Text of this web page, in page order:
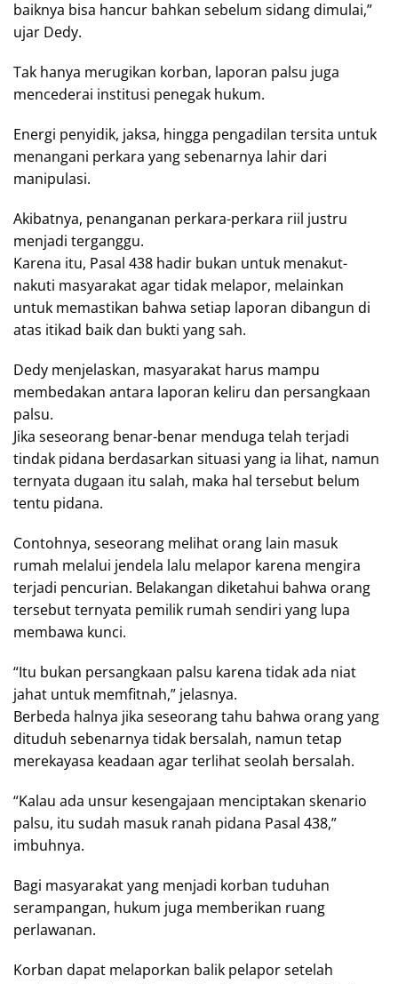
baiknya bisa hancur bahkan sebelum sidang dimulai,”
ujar Dedy.
Tak hanya merugikan korban, laporan palsu juga
mencederai institusi penegak hukum.
Energi penyidik, jaksa, hingga pengadilan tersita untuk
menangani perkara yang sebenarnya lahir dari
manipulasi.
Akibatnya, penanganan perkara-perkara riil justru
menjadi terganggu.
Karena itu, Pasal 438 hadir bukan untuk menakut-
nakuti masyarakat agar tidak melapor, melainkan
untuk memastikan bahwa setiap laporan dibangun di
atas itikad baik dan bukti yang sah.
Dedy menjelaskan, masyarakat harus mampu
membedakan antara laporan keliru dan persangkaan
palsu.
Jika seseorang benar-benar menduga telah terjadi
tindak pidana berdasarkan situasi yang ia lihat, namun
ternyata dugaan itu salah, maka hal tersebut belum
tentu pidana.
Contohnya, seseorang melihat orang lain masuk
rumah melalui jendela lalu melapor karena mengira
terjadi pencurian. Belakangan diketahui bahwa orang
tersebut ternyata pemilik rumah sendiri yang lupa
membawa kunci.
“Itu bukan persangkaan palsu karena tidak ada niat
jahat untuk memfitnah,” jelasnya.
Berbeda halnya jika seseorang tahu bahwa orang yang
dituduh sebenarnya tidak bersalah, namun tetap
merekayasa keadaan agar terlihat seolah bersalah.
“Kalau ada unsur kesengajaan menciptakan skenario
palsu, itu sudah masuk ranah pidana Pasal 438,”
imbuhnya.
Bagi masyarakat yang menjadi korban tuduhan
serampangan, hukum juga memberikan ruang
perlawanan.
Korban dapat melaporkan balik pelapor setelah